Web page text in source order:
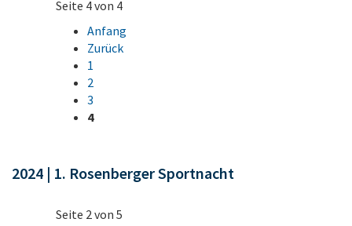
Seite 4 von 4
Anfang
Zurück
1
2
3
4
2024 | 1. Rosenberger Sportnacht
Seite 2 von 5